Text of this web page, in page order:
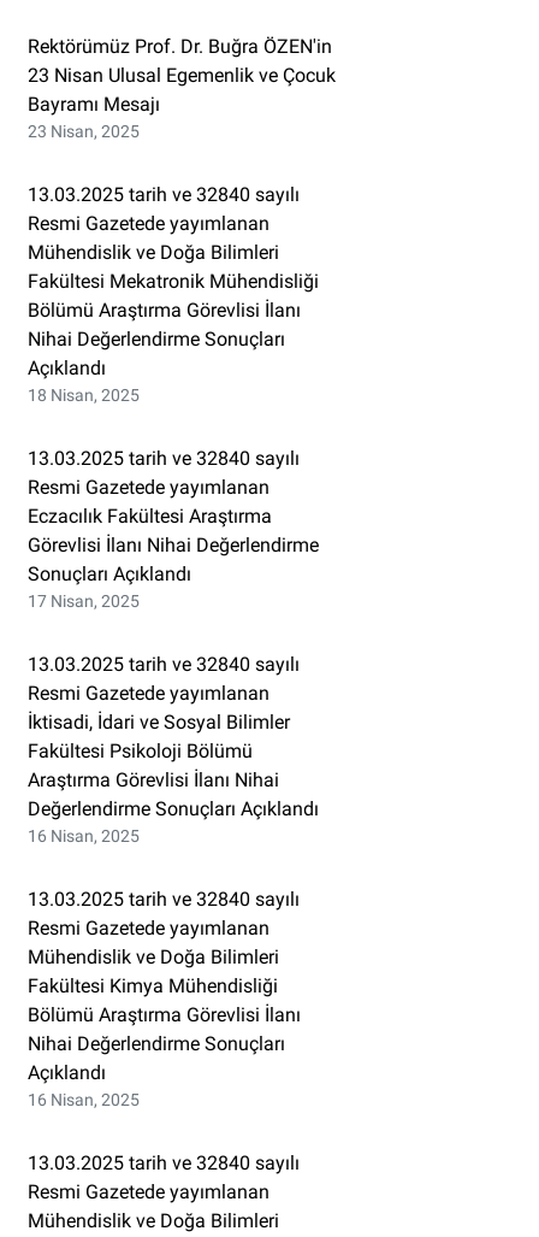
Rektörümüz Prof. Dr. Buğra ÖZEN'in
23 Nisan Ulusal Egemenlik ve Çocuk
Bayramı Mesajı
23 Nisan, 2025
13.03.2025 tarih ve 32840 sayılı
Resmi Gazetede yayımlanan
Mühendislik ve Doğa Bilimleri
Fakültesi Mekatronik Mühendisliği
Bölümü Araştırma Görevlisi İlanı
Nihai Değerlendirme Sonuçları
Açıklandı
18 Nisan, 2025
13.03.2025 tarih ve 32840 sayılı
Resmi Gazetede yayımlanan
Eczacılık Fakültesi Araştırma
Görevlisi İlanı Nihai Değerlendirme
Sonuçları Açıklandı
17 Nisan, 2025
13.03.2025 tarih ve 32840 sayılı
Resmi Gazetede yayımlanan
İktisadi, İdari ve Sosyal Bilimler
Fakültesi Psikoloji Bölümü
Araştırma Görevlisi İlanı Nihai
Değerlendirme Sonuçları Açıklandı
16 Nisan, 2025
13.03.2025 tarih ve 32840 sayılı
Resmi Gazetede yayımlanan
Mühendislik ve Doğa Bilimleri
Fakültesi Kimya Mühendisliği
Bölümü Araştırma Görevlisi İlanı
Nihai Değerlendirme Sonuçları
Açıklandı
16 Nisan, 2025
13.03.2025 tarih ve 32840 sayılı
Resmi Gazetede yayımlanan
Mühendislik ve Doğa Bilimleri